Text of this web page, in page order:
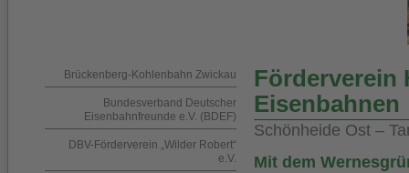
Brückenberg-Kohlenbahn Zwickau
Bundesverband Deutscher
Eisenbahnfreunde e.V. (BDEF)
DBV-Förderverein „Wilder Robert“
e.V.
Förderverein
Eisenbahnen
Schönheide Ost –
Mit dem